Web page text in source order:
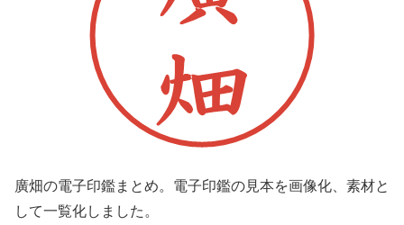
廣畑の電子印鑑まとめ。電子印鑑の見本を画像化、素材と
して一覧化しました。